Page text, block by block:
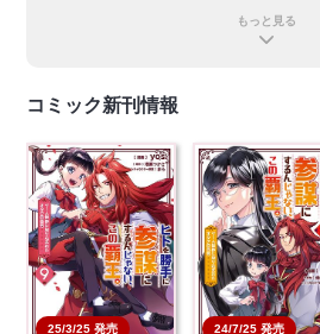
もっと見る
コミック新刊情報
25/3/25 発売 24/7/25 発売